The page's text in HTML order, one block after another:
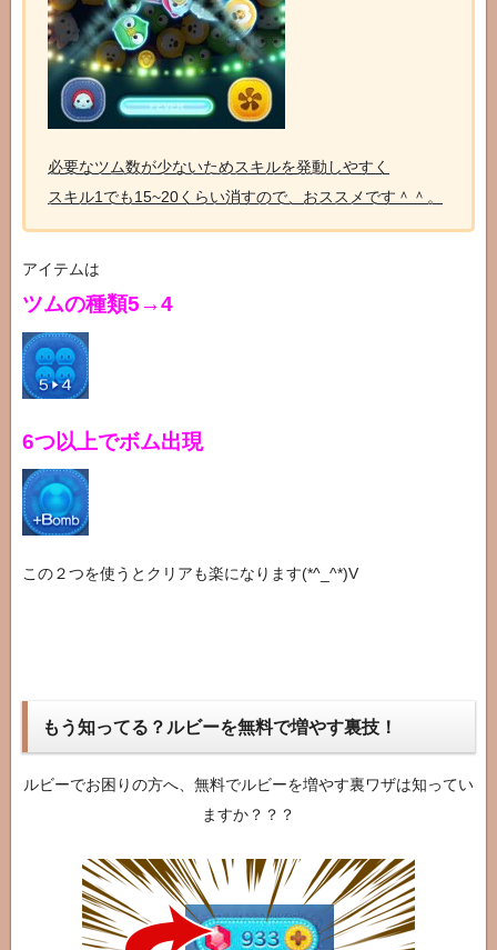
必要なツム数が少ないためスキルを発動しやすく
スキル1でも15~20くらい消すので、おススメです＾＾。
アイテムは
ツムの種類5→4
6つ以上でボム出現
この２つを使うとクリアも楽になります(*^_^*)V
もう知ってる？ルビーを無料で増やす裏技！
ルビーでお困りの方へ、無料でルビーを増やす裏ワザは知ってい
ますか？？？